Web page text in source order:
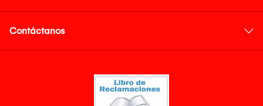
Contáctanos